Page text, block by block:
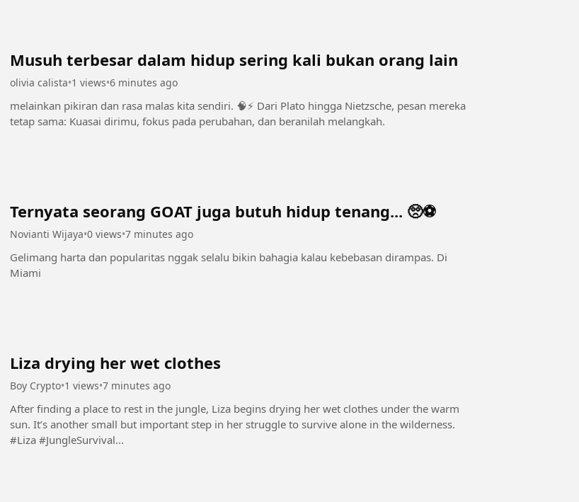
Musuh terbesar dalam hidup sering kali bukan orang lain
olivia calista•1 views•6 minutes ago
melainkan pikiran dan rasa malas kita sendiri. 🧠⚡ Dari Plato hingga Nietzsche, pesan mereka
tetap sama: Kuasai dirimu, fokus pada perubahan, dan beranilah melangkah.
Ternyata seorang GOAT juga butuh hidup tenang... 🥺⚽
Novianti Wijaya•0 views•7 minutes ago
Gelimang harta dan popularitas nggak selalu bikin bahagia kalau kebebasan dirampas. Di
Miami
Liza drying her wet clothes
Boy Crypto•1 views•7 minutes ago
After finding a place to rest in the jungle, Liza begins drying her wet clothes under the warm
sun. It’s another small but important step in her struggle to survive alone in the wilderness.
#Liza #JungleSurvival...